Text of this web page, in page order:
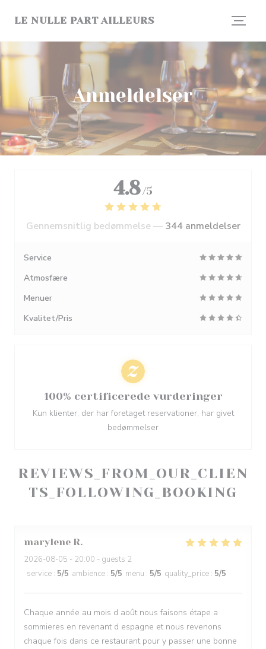
LE NULLE PART AILLEURS
Anmeldelser
REVIEWS_FROM_OUR_CLIEN
TS_FOLLOWING_BOOKING
marylene R
2026-08-05 - 20:00 - guests 2
service : 5/5 ambience : 5/5 menu : 5/5 quality_price : 5/5
Chaque année au mois d août nous faisons étape a
sommieres en revenant d espagne et nous revenons
chaque fois dans ce restaurant pour y passer une bonne
4.8 /5
Gennemsnitlig bedømmelse — 344 anmeldelser
Service
Atmosfære
Menuer
Kvalitet/Pris
100% certificerede vurderinger
Kun klienter, der har foretaget reservationer, har givet
bedømmelser